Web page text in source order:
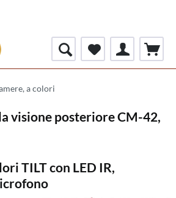
a colori
visione posteriore CM-42,
TILT con LED IR,